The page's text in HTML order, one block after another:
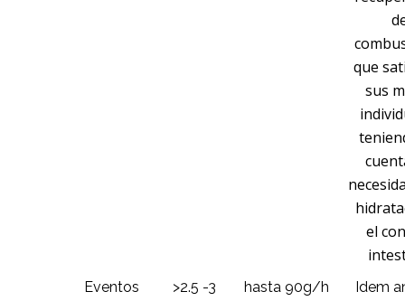
que
sus
el
Eventos
>2.5 -3
hasta 90g/h Idem